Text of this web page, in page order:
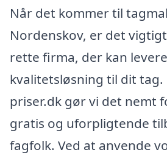
Når det kommer til
Nordenskov, er det
rette firma, der kan
kvalitetsløsning til dit tag.
priser.dk gør vi det nemt
gratis og uforpligtende
fagfolk. Ved at anvende